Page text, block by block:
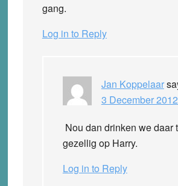
gang.
Log in to Reply
Jan Koppelaar
3 December
Nou dan drinken we daar
gezellig op Harry.
Log in to Reply